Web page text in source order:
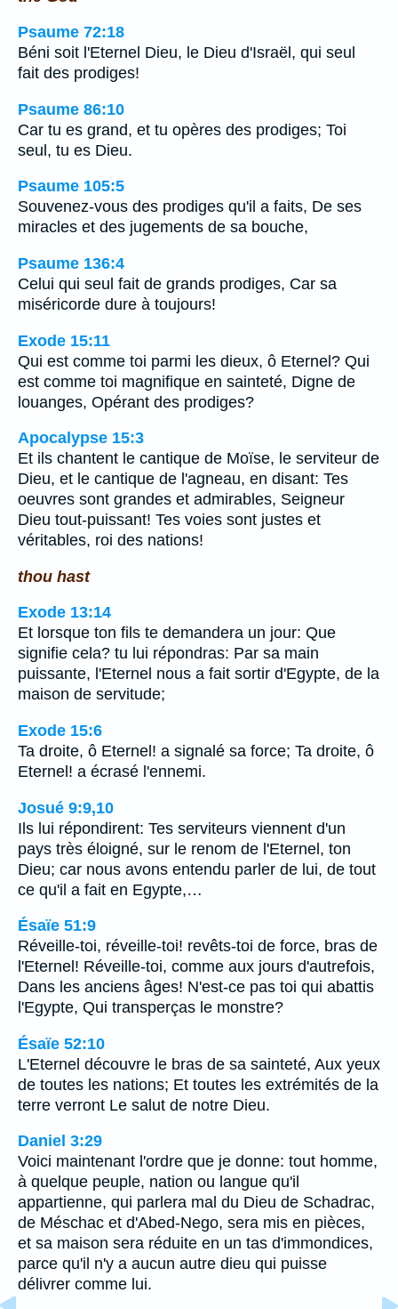
Psaume 72:18
Béni soit l'Eternel Dieu, le Dieu d'Israël, qui seul
fait des prodiges!
Psaume 86:10
Car tu es grand, et tu opères des prodiges; Toi
seul, tu es Dieu.
Psaume 105:5
Souvenez-vous des prodiges qu'il a faits, De ses
miracles et des jugements de sa bouche,
Psaume 136:4
Celui qui seul fait de grands prodiges, Car sa
miséricorde dure à toujours!
Exode 15:11
Qui est comme toi parmi les dieux, ô Eternel? Qui
est comme toi magnifique en sainteté, Digne de
louanges, Opérant des prodiges?
Apocalypse 15:3
Et ils chantent le cantique de Moïse, le serviteur de
Dieu, et le cantique de l'agneau, en disant: Tes
oeuvres sont grandes et admirables, Seigneur
Dieu tout-puissant! Tes voies sont justes et
véritables, roi des nations!
thou hast
Exode 13:14
Et lorsque ton fils te demandera un jour: Que
signifie cela? tu lui répondras: Par sa main
puissante, l'Eternel nous a fait sortir d'Egypte, de la
maison de servitude;
Exode 15:6
Ta droite, ô Eternel! a signalé sa force; Ta droite, ô
Eternel! a écrasé l'ennemi.
Josué 9:9,10
Ils lui répondirent: Tes serviteurs viennent d'un
pays très éloigné, sur le renom de l'Eternel, ton
Dieu; car nous avons entendu parler de lui, de tout
ce qu'il a fait en Egypte,…
Ésaïe 51:9
Réveille-toi, réveille-toi! revêts-toi de force, bras de
l'Eternel! Réveille-toi, comme aux jours d'autrefois,
Dans les anciens âges! N'est-ce pas toi qui abattis
l'Egypte, Qui transperças le monstre?
Ésaïe 52:10
L'Eternel découvre le bras de sa sainteté, Aux yeux
de toutes les nations; Et toutes les extrémités de la
terre verront Le salut de notre Dieu.
Daniel 3:29
Voici maintenant l'ordre que je donne: tout homme,
à quelque peuple, nation ou langue qu'il
appartienne, qui parlera mal du Dieu de Schadrac,
de Méschac et d'Abed-Nego, sera mis en pièces,
et sa maison sera réduite en un tas d'immondices,
parce qu'il n'y a aucun autre dieu qui puisse
délivrer comme lui.